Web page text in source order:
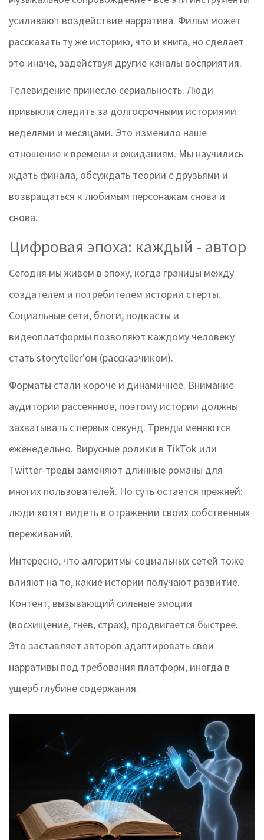
усиливают воздействие нарратива. Фильм может
рассказать ту же историю, что и книга, но сделает
это иначе, задействуя другие каналы восприятия.
Телевидение принесло сериальность. Люди
привыкли следить за долгосрочными историями
неделями и месяцами. Это изменило наше
отношение к времени и ожиданиям. Мы научились
ждать финала, обсуждать теории с друзьями и
возвращаться к любимым персонажам снова и
снова.
Цифровая эпоха: каждый - автор
Сегодня мы живем в эпоху, когда границы между
создателем и потребителем истории стерты.
Социальные сети, блоги, подкасты и
видеоплатформы позволяют каждому человеку
стать storyteller'ом (рассказчиком).
Форматы стали короче и динамичнее. Внимание
аудитории рассеянное, поэтому истории должны
захватывать с первых секунд. Тренды меняются
еженедельно. Вирусные ролики в TikTok или
Twitter-треды заменяют длинные романы для
многих пользователей. Но суть остается прежней:
люди хотят видеть в отражении своих собственных
переживаний.
Интересно, что алгоритмы социальных сетей тоже
влияют на то, какие истории получают развитие.
Контент, вызывающий сильные эмоции
(восхищение, гнев, страх), продвигается быстрее.
Это заставляет авторов адаптировать свои
нарративы под требования платформ, иногда в
ущерб глубине содержания.